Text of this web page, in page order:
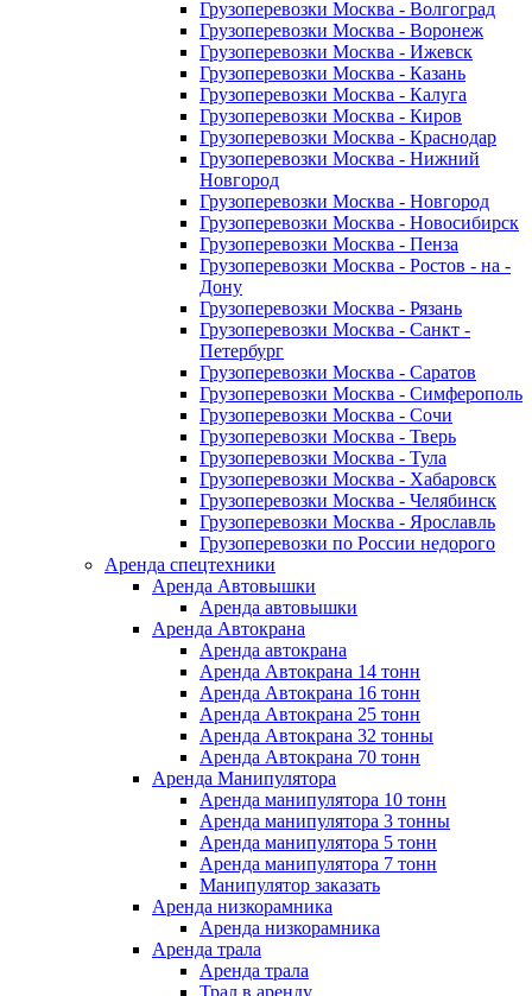
Грузоперевозки Москва - Волгоград
Грузоперевозки Москва - Воронеж
Грузоперевозки Москва - Ижевск
Грузоперевозки Москва - Казань
Грузоперевозки Москва - Калуга
Грузоперевозки Москва - Киров
Грузоперевозки Москва - Краснодар
Грузоперевозки Москва - Нижний
Новгород
Грузоперевозки Москва - Новгород
Грузоперевозки Москва - Новосибирск
Грузоперевозки Москва - Пенза
Грузоперевозки Москва - Ростов - на -
Дону
Грузоперевозки Москва - Рязань
Грузоперевозки Москва - Санкт -
Петербург
Грузоперевозки Москва - Саратов
Грузоперевозки Москва - Симферополь
Грузоперевозки Москва - Сочи
Грузоперевозки Москва - Тверь
Грузоперевозки Москва - Тула
Грузоперевозки Москва - Хабаровск
Грузоперевозки Москва - Челябинск
Грузоперевозки Москва - Ярославль
Грузоперевозки по России недорого
Аренда спецтехники
Аренда Автовышки
Аренда автовышки
Аренда Автокрана
Аренда автокрана
Аренда Автокрана 14 тонн
Аренда Автокрана 16 тонн
Аренда Автокрана 25 тонн
Аренда Автокрана 32 тонны
Аренда Автокрана 70 тонн
Аренда Манипулятора
Аренда манипулятора 10 тонн
Аренда манипулятора 3 тонны
Аренда манипулятора 5 тонн
Аренда манипулятора 7 тонн
Манипулятор заказать
Аренда низкорамника
Аренда низкорамника
Аренда трала
Аренда трала
Трал в аренду